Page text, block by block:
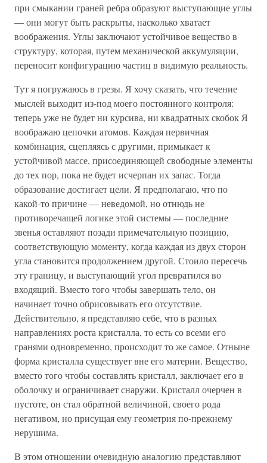
при смыкании граней ребра образуют выступающие углы
— они могут быть раскрыты, насколько хватает
воображения. Углы заключают устойчивое вещество в
структуру, которая, путем механической аккумуляции,
переносит конфигурацию частиц в видимую реальность.
Тут я погружаюсь в грезы. Я хочу сказать, что течение
мыслей выходит из-под моего постоянного контроля:
теперь уже не будет ни курсива, ни квадратных скобок Я
воображаю цепочки атомов. Каждая первичная
комбинация, сцепляясь с другими, примыкает к
устойчивой массе, присоединяющей свободные элементы
до тех пор, пока не будет исчерпан их запас. Тогда
образование достигает цели. Я предполагаю, что по
какой-то причине — неведомой, но отнюдь не
противоречащей логике этой системы — последние
звенья оставляют позади примечательную позицию,
соответствующую моменту, когда каждая из двух сторон
угла становится продолжением другой. Стоило пересечь
эту границу, и выступающий угол превратился во
входящий. Вместо того чтобы завершать тело, он
начинает точно обрисовывать его отсутствие.
Действительно, я представляю себе, что в разных
направлениях роста кристалла, то есть со всеми его
гранями одновременно, происходит то же самое. Отныне
форма кристалла существует вне его материи. Вещество,
вместо того чтобы составлять кристалл, заключает его в
оболочку и ограничивает снаружи. Кристалл очерчен в
пустоте, он стал обратной величиной, своего рода
негативом, но присущая ему геометрия по-прежнему
нерушима.
В этом отношении очевидную аналогию представляют